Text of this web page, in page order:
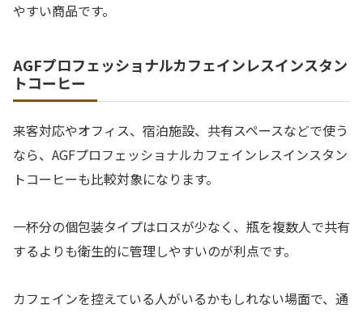
やすい商品です。
AGFプロフェッショナルカフェインレスインスタン
トコーヒー
来客対応やオフィス、宿泊施設、共有スペースなどで使う
なら、AGFプロフェッショナルカフェインレスインスタン
トコーヒーも比較対象になります。
一杯分の個包装タイプはロスが少なく、瓶を複数人で共有
するよりも衛生的に管理しやすいのが利点です。
カフェインを控えている人がいるかもしれない場面で、通